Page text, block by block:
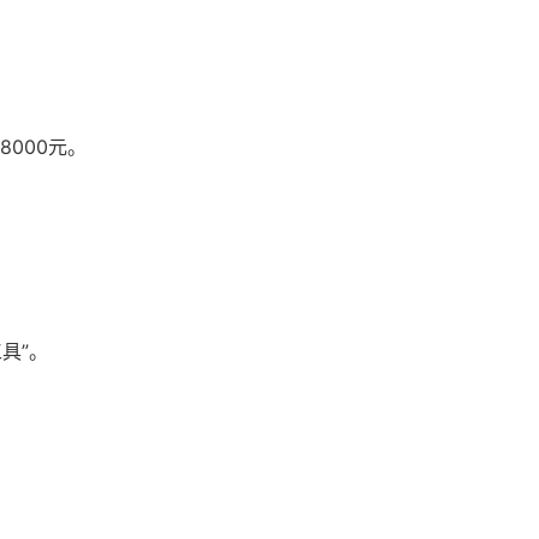
元。
”。